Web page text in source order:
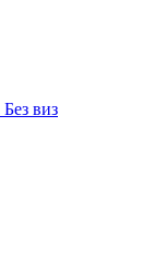
Без виз